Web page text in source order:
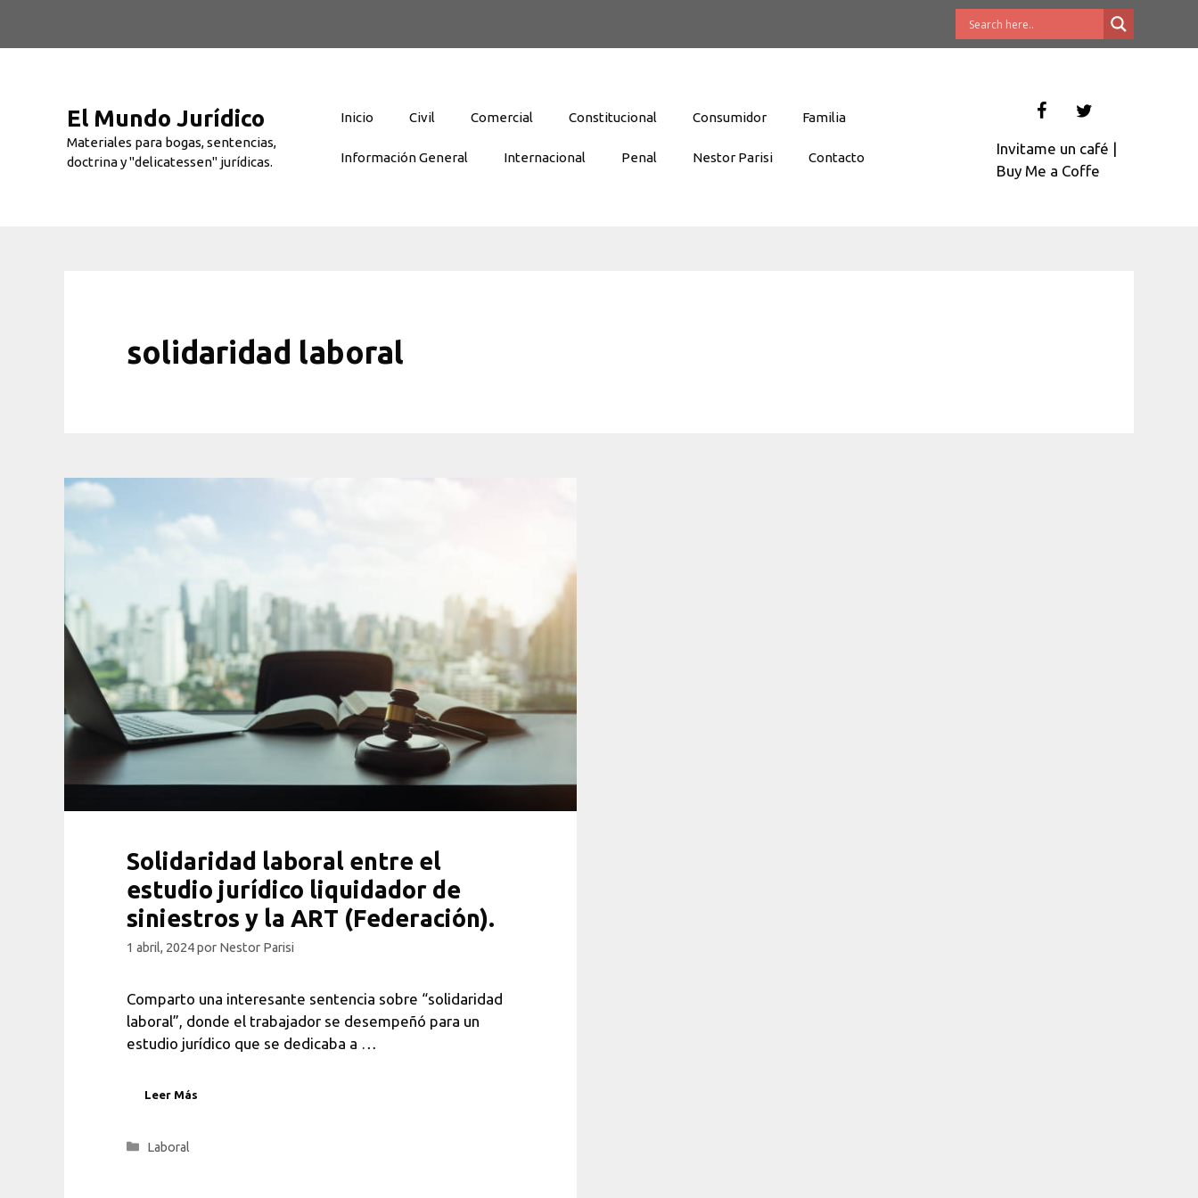
El Mundo Jurídico
Materiales para bogas, sentencias,
doctrina y "delicatessen" jurídicas.
Inicio Civil Comercial Constitucional Consumidor Familia
Información General Internacional Penal Nestor Parisi Contacto
Invitame un café |
Buy Me a Coffe
solidaridad laboral
Solidaridad laboral entre el
estudio jurídico liquidador de
siniestros y la ART (Federación).
1 abril, 2024por Nestor Parisi
Comparto una interesante sentencia sobre “solidaridad
laboral”, donde el trabajador se desempeñó para un
estudio jurídico que se dedicaba a …
Leer Más
Categorías
Laboral